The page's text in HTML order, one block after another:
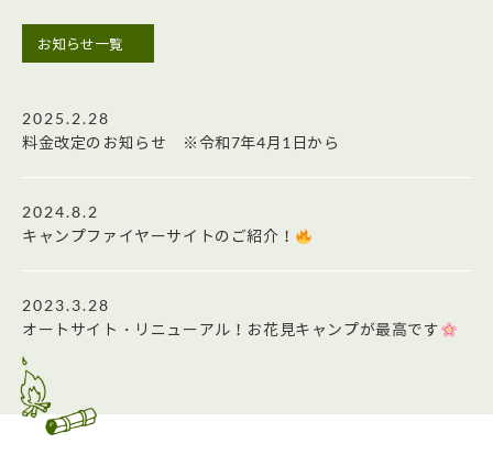
お知らせ一覧
2025.2.28
料金改定のお知らせ ※令和7年4月1日から
2024.8.2
キャンプファイヤーサイトのご紹介！
2023.3.28
オートサイト・リニューアル！お花見キャンプが最高です
2023.3.9
春がやって参りました！お花に囲まれるキャンプ村の春はも